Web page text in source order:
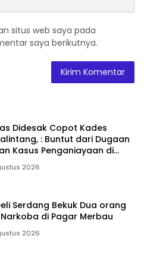
situs web saya pada
saya berikutnya.
Didesak Copot Kades
: Buntut dari Dugaan
Kasus Penganiayaan di
2026
Serdang Bekuk Dua orang
di Pagar Merbau
2026